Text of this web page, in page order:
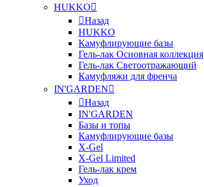
HUKKO
Назад
HUKKO
Камуфлирующие базы
Гель-лак Основная коллекция
Гель-лак Светоотражающий
Камуфляжи для френча
IN'GARDEN
Назад
IN'GARDEN
Базы и топы
Камуфлирующие базы
X-Gel
X-Gel Limited
Гель-лак крем
Уход